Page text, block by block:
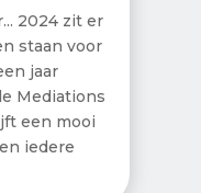
2024 zit er
staan voor
jaar
Mediations
een mooi
iedere